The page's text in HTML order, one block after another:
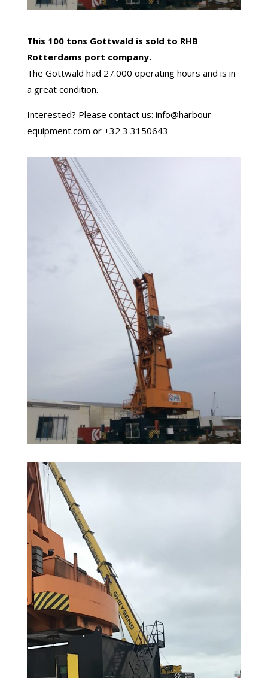
This 100 tons Gottwald is sold to RHB
Rotterdams port company.
The Gottwald had 27.000 operating hours and is in
a great condition.
Interested? Please contact us: info@harbour-
equipment.com or +32 3 3150643